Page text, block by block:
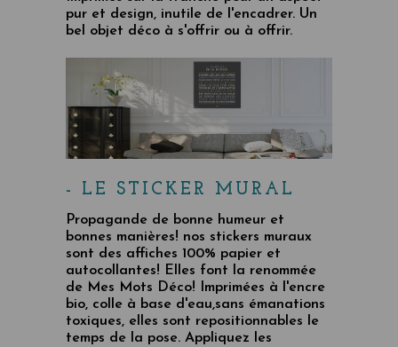
pur et design, inutile de l'encadrer. Un
bel objet déco à s'offrir ou à offrir.
- LE STICKER MURAL
Propagande de bonne humeur et
bonnes manières! nos stickers muraux
sont des affiches 100% papier et
autocollantes! Elles font la renommée
de Mes Mots Déco! Imprimées à l'encre
bio, colle à base d'eau,sans émanations
toxiques, elles sont repositionnables le
temps de la pose. Appliquez les